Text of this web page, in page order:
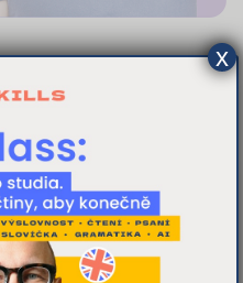
většinou nenajdete, ale
a vyplatí se je
slovíček
x
používá